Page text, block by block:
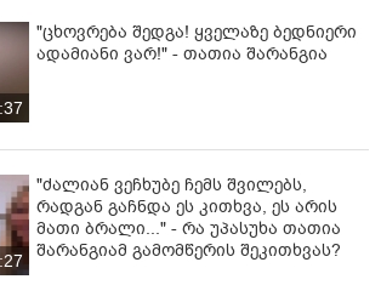
"ცხოვრება შედგა! ყველაზე ბედნიერი
ადამიანი ვარ!" - თათია შარანგია
"ძალიან ვეჩხუბე ჩემს შვილებს,
რადგან გაჩნდა ეს კითხვა, ეს არის
მათი ბრალი..." - რა უპასუხა თათია
შარანგიამ გამომწერის შეკითხვას?